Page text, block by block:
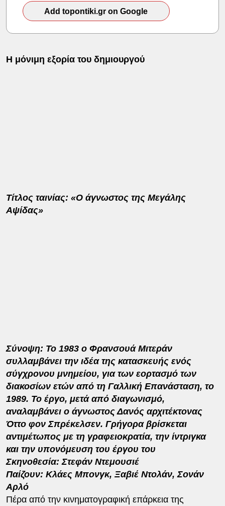
Add topontiki.gr on Google
Η μόνιμη εξορία του δημιουργού
Τίτλος ταινίας: «Ο άγνωστος της Μεγάλης
Αψίδας»
Σύνοψη: Το 1983 ο Φρανσουά Μιτεράν
συλλαμβάνει την ιδέα της κατασκευής ενός
σύγχρονου μνημείου, για των εορτασμό των
διακοσίων ετών από τη Γαλλική Επανάσταση, το
1989. Το έργο, μετά από διαγωνισμό,
αναλαμβάνει ο άγνωστος Δανός αρχιτέκτονας
Όττο φον Σπρέκελσεν. Γρήγορα βρίσκεται
αντιμέτωπος με τη γραφειοκρατία, την ίντριγκα
και την υπονόμευση του έργου του
Σκηνοθεσία: Στεφάν Ντεμουσιέ
Παίζουν: Κλάες Μπονγκ, Ξαβιέ Ντολάν, Σονάν
Αρλό
Πέρα από την κινηματογραφική επάρκεια της